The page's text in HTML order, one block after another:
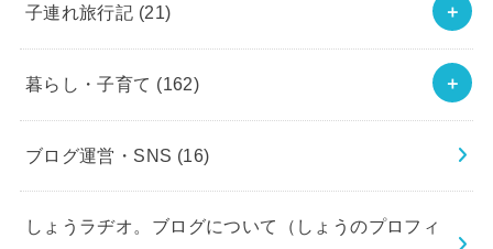
子連れ旅行記 (21)
暮らし・子育て (162)
ブログ運営・SNS (16)
しょうラヂオ。ブログについて（しょうのプロフィ